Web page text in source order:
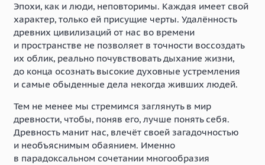
Эпохи, как и люди, неповторимы. Каждая имеет свой
характер, только ей присущие черты. Удалённость
древних цивилизаций от нас во времени
и пространстве не позволяет в точности воссоздать
их облик, реально почувствовать дыхание жизни,
до конца осознать высокие духовные устремления
и самые обыденные дела некогда живших людей.
Тем не менее мы стремимся заглянуть в мир
древности, чтобы, поняв его, лучше понять себя.
Древность манит нас, влечёт своей загадочностью
и необъяснимым обаянием. Именно
в парадоксальном сочетании многообразия